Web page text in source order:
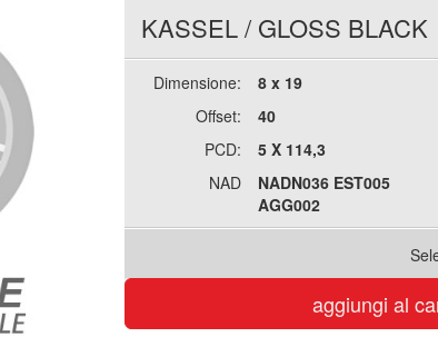
KASSEL/ GLOSS BLACK
Dimensione:
8 x 19
Offset:
40
PCD:
5 X 114,3
NAD
NADN036 EST005
AGG002
aggiungi al